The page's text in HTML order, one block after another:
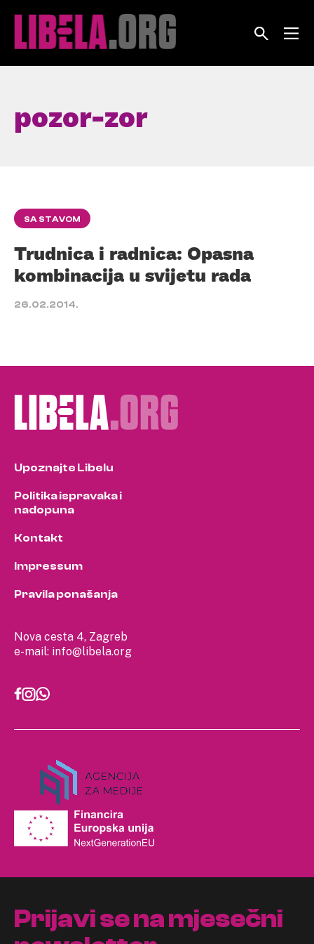
pozor-zor
SA STAVOM
Trudnica i radnica: Opasna
kombinacija u svijetu rada
26.02.2014.
Nova cesta 4, Zagreb
e-mail: info@libela.org
Upoznajte Libelu
Politika ispravaka i
nadopuna
Kontakt
Impressum
Pravila ponašanja
Prijavi se na mjesečni